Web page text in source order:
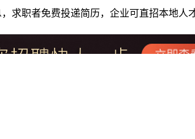
求职者免费投递简历，企业可直招本地人